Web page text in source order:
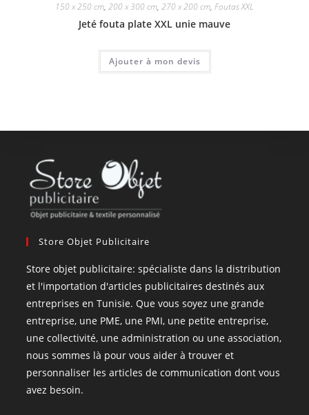
150 x 250 cm, 200 x 300 cm, 270 x 200 cm, Foutas XXL
Jeté fouta plate XXL unie mauve
Ajouter à mon devis
Store Objet Publicitaire
Store objet publicitaire: spécialiste dans la distribution
et l'importation d'articles publicitaires destinés aux
entreprises en Tunisie. Que vous soyez une grande
entreprise, une PME, une PMI, une petite entreprise,
une collectivité, une administration ou une association,
nous sommes là pour vous aider à trouver et
personnaliser les articles de communication dont vous
avez besoin.